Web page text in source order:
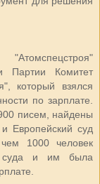
Партии Комитет
который взялся
по зарплате.
писем, найдены
Европейский суд
1000 человек
суда и им была